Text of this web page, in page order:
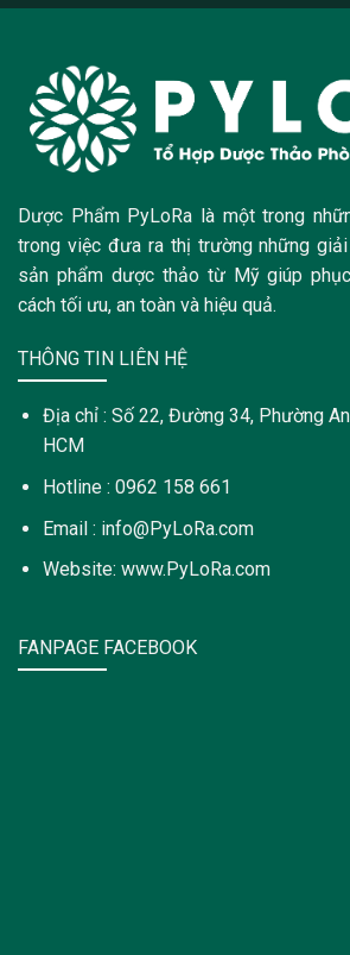
Dược Phẩm PyLoRa là một trong
trong việc đưa ra thị trường những
sản phẩm dược thảo từ Mỹ giúp
cách tối ưu, an toàn và hiệu quả.
THÔNG TIN LIÊN HỆ
Địa chỉ : Số 22, Đường 34, Phường An
HCM
Hotline : 0962 158 661
Email : info@PyLoRa.com
Website: www.PyLoRa.com
FANPAGE FACEBOOK